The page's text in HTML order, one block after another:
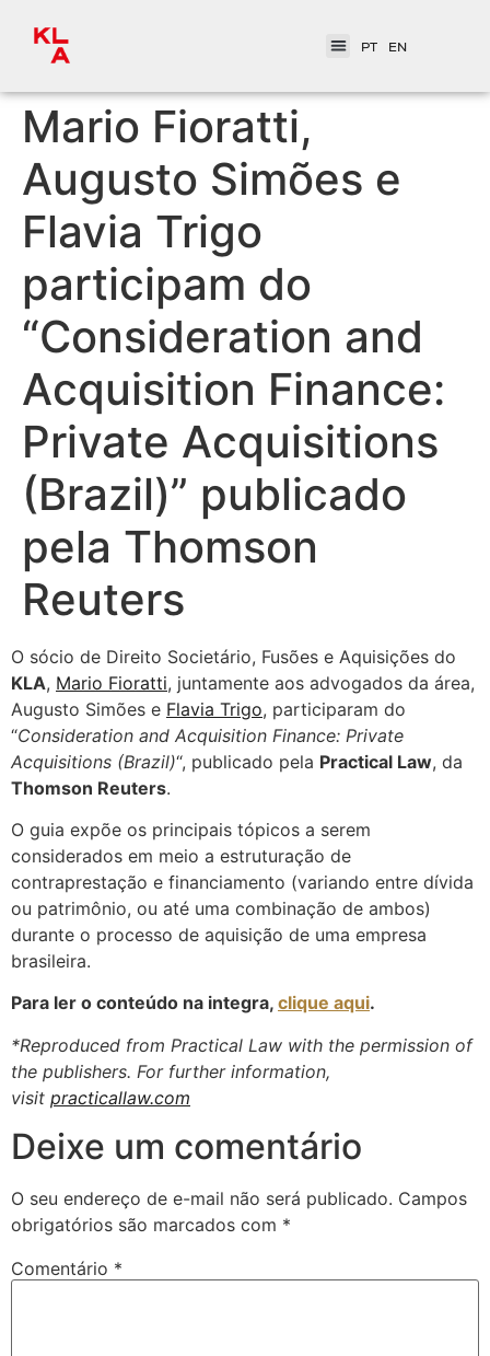
PT EN
Mario Fioratti,
Augusto Simões e
Flavia Trigo
participam do
“Consideration and
Acquisition Finance:
Private Acquisitions
(Brazil)” publicado
pela Thomson
Reuters
O sócio de Direito Societário, Fusões e Aquisições do
KLA, Mario Fioratti, juntamente aos advogados da área,
Augusto Simões e Flavia Trigo, participaram do
“Consideration and Acquisition Finance: Private
Acquisitions (Brazil)“, publicado pela Practical Law, da
Thomson Reuters.
O guia expõe os principais tópicos a serem
considerados em meio a estruturação de
contraprestação e financiamento (variando entre dívida
ou patrimônio, ou até uma combinação de ambos)
durante o processo de aquisição de uma empresa
brasileira.
Para ler o conteúdo na integra, clique aqui.
*Reproduced from Practical Law with the permission of
the publishers. For further information,
visit practicallaw.com
Deixe um comentário
O seu endereço de e-mail não será publicado. Campos
obrigatórios são marcados com *
Comentário *